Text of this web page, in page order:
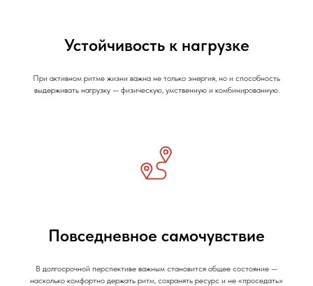
Устойчивость к нагрузке
При активном ритме жизни важна не только энергия, но и способность
выдерживать нагрузку — физическую, умственную и комбинированную.
Повседневное самочувствие
В долгосрочной перспективе важным становится общее состояние —
насколько комфортно держать ритм, сохранять ресурс и не «проседать»